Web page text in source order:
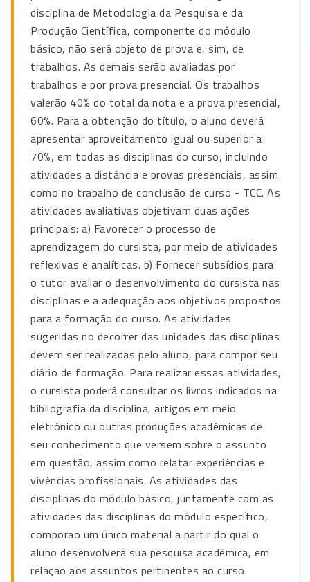
disciplina de Metodologia da Pesquisa e da
Produção Científica, componente do módulo
básico, não será objeto de prova e, sim, de
trabalhos. As demais serão avaliadas por
trabalhos e por prova presencial. Os trabalhos
valerão 40% do total da nota e a prova presencial,
60%. Para a obtenção do título, o aluno deverá
apresentar aproveitamento igual ou superior a
70%, em todas as disciplinas do curso, incluindo
atividades a distância e provas presenciais, assim
como no trabalho de conclusão de curso - TCC. As
atividades avaliativas objetivam duas ações
principais: a) Favorecer o processo de
aprendizagem do cursista, por meio de atividades
reflexivas e analíticas. b) Fornecer subsídios para
o tutor avaliar o desenvolvimento do cursista nas
disciplinas e a adequação aos objetivos propostos
para a formação do curso. As atividades
sugeridas no decorrer das unidades das disciplinas
devem ser realizadas pelo aluno, para compor seu
diário de formação. Para realizar essas atividades,
o cursista poderá consultar os livros indicados na
bibliografia da disciplina, artigos em meio
eletrônico ou outras produções acadêmicas de
seu conhecimento que versem sobre o assunto
em questão, assim como relatar experiências e
vivências profissionais. As atividades das
disciplinas do módulo básico, juntamente com as
atividades das disciplinas do módulo específico,
comporão um único material a partir do qual o
aluno desenvolverá sua pesquisa acadêmica, em
relação aos assuntos pertinentes ao curso.